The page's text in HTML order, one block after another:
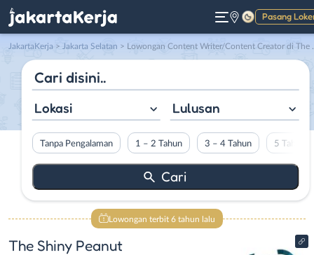
Pasang
Gelap
JakartaKerja > Jakarta Selatan > Lowongan Content Writer/Content Creator di The Shiny Peanut
Lokasi Lulusan
Tanpa Pengalaman 1 – 2 Tahun 3 – 4 Tahun 5 Tahun
Lowongan terbit 6 tahun lalu
The Shiny Peanut